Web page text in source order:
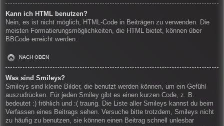
Kann ich HTML benutzen?
Nein, es ist nicht möglich, HTML-Code in Beiträgen zu verwenden. Die
meisten Formatierungsmöglichkeiten, die HTML bietet, können über
BBCode erreicht werden.
NACH OBEN
Was sind Smileys?
Smileys sind kleine Bilder, die benutzt werden können, um ein Gefühl
auszudrücken. Für jeden Smiley gibt es einen kurzen Code, z. B.
bedeutet :) fröhlich und :( traurig. Die Liste aller Smileys kannst du beim
Verfassen eines Beitrags sehen. Versuche bitte trotzdem, Smileys nicht
zu häufig zu benutzen, sie können einen Beitrag schnell unlesbar